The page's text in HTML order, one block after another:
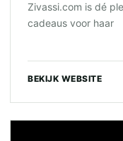
Zivassi.com is dé
cadeaus voor haar
BEKIJK WEBSITE